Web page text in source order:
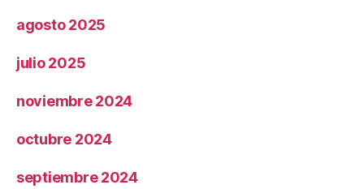
agosto 2025
julio 2025
noviembre 2024
octubre 2024
septiembre 2024